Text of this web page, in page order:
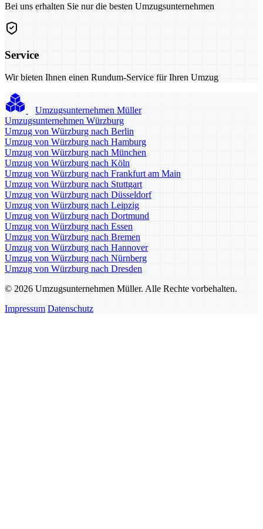
Bei uns erhalten Sie nur die besten Umzugsunternehmen
Service
Wir bieten Ihnen einen Rundum-Service für Ihren Umzug
Umzugsunternehmen Müller
Umzugsunternehmen Würzburg
Umzug von Würzburg nach Berlin
Umzug von Würzburg nach Hamburg
Umzug von Würzburg nach München
Umzug von Würzburg nach Köln
Umzug von Würzburg nach Frankfurt am Main
Umzug von Würzburg nach Stuttgart
Umzug von Würzburg nach Düsseldorf
Umzug von Würzburg nach Leipzig
Umzug von Würzburg nach Dortmund
Umzug von Würzburg nach Essen
Umzug von Würzburg nach Bremen
Umzug von Würzburg nach Hannover
Umzug von Würzburg nach Nürnberg
Umzug von Würzburg nach Dresden
© 2026 Umzugsunternehmen Müller. Alle Rechte vorbehalten.
Impressum Datenschutz